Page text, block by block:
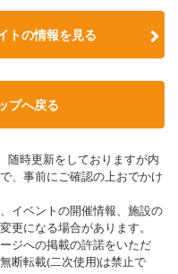
トの情報を見る
プへ戻る
随時更新をしておりますが内
、事前にご確認の上おでかけ
イベントの開催情報、施設の
更になる場合があります。
ジへの掲載の許諾をいただ
断転載(二次使用)は禁止で